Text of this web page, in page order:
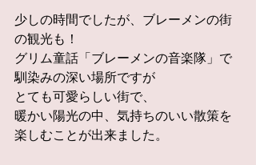
少しの時間でしたが、ブレーメンの街
の観光も！
グリム童話「ブレーメンの音楽隊」で
馴染みの深い場所ですが
とても可愛らしい街で、
暖かい陽光の中、気持ちのいい散策を
楽しむことが出来ました。